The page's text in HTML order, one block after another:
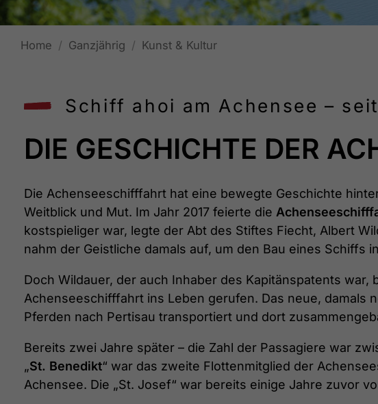
Home Ganzjährig Kunst & Kultur
Schiff ahoi am Achensee –
DIE GESCHICHTE DER
Die Achenseeschifffahrt hat eine bewegte Geschichte
Weitblick und Mut. Im Jahr 2017 feierte die
kostspieliger war, legte der Abt des Stiftes Fiecht, Albert
nahm der Geistliche damals auf, um den Bau eines
Doch Wildauer, der auch Inhaber des Kapitänspatents
Achenseeschifffahrt ins Leben gerufen. Das neue, damals
Pferden nach Pertisau transportiert und dort
Bereits zwei Jahre später – die Zahl der Passagiere war
„St. Benedikt“ war das zweite Flottenmitglied der
Achensee. Die „St. Josef“ war bereits einige Jahre zuvor